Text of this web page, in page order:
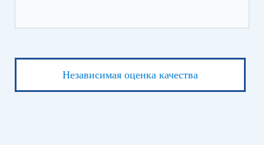
Независимая оценка качества